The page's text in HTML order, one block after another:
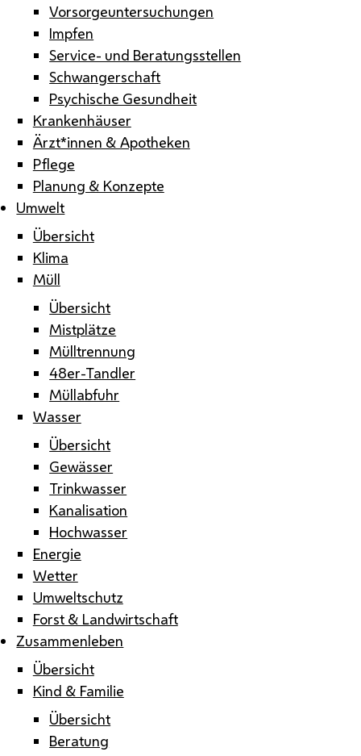
Vorsorgeuntersuchungen
Impfen
Service- und Beratungsstellen
Schwangerschaft
Psychische Gesundheit
Krankenhäuser
Ärzt*innen & Apotheken
Pflege
Planung & Konzepte
Umwelt
Übersicht
Klima
Müll
Übersicht
Mistplätze
Mülltrennung
48er-Tandler
Müllabfuhr
Wasser
Übersicht
Gewässer
Trinkwasser
Kanalisation
Hochwasser
Energie
Wetter
Umweltschutz
Forst & Landwirtschaft
Zusammenleben
Übersicht
Kind & Familie
Übersicht
Beratung